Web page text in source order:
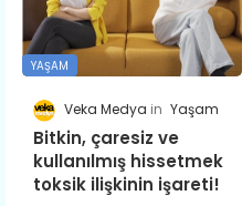
YAŞAM
Veka Medya Yaşam
Bitkin, çaresiz ve
kullanılmış hissetmek
toksik ilişkinin işareti!